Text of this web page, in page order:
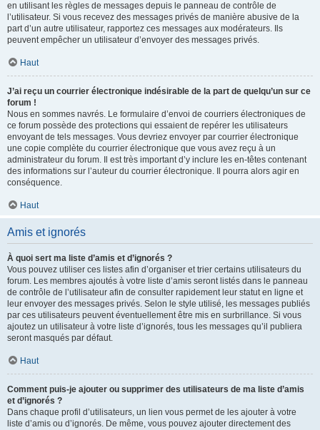
en utilisant les règles de messages depuis le panneau de contrôle de
l’utilisateur. Si vous recevez des messages privés de manière abusive de la
part d’un autre utilisateur, rapportez ces messages aux modérateurs. Ils
peuvent empêcher un utilisateur d’envoyer des messages privés.
Haut
J’ai reçu un courrier électronique indésirable de la part de quelqu’un sur ce
forum !
Nous en sommes navrés. Le formulaire d’envoi de courriers électroniques de
ce forum possède des protections qui essaient de repérer les utilisateurs
envoyant de tels messages. Vous devriez envoyer par courrier électronique
une copie complète du courrier électronique que vous avez reçu à un
administrateur du forum. Il est très important d’y inclure les en-têtes contenant
des informations sur l’auteur du courrier électronique. Il pourra alors agir en
conséquence.
Haut
Amis et ignorés
À quoi sert ma liste d’amis et d’ignorés ?
Vous pouvez utiliser ces listes afin d’organiser et trier certains utilisateurs du
forum. Les membres ajoutés à votre liste d’amis seront listés dans le panneau
de contrôle de l’utilisateur afin de consulter rapidement leur statut en ligne et
leur envoyer des messages privés. Selon le style utilisé, les messages publiés
par ces utilisateurs peuvent éventuellement être mis en surbrillance. Si vous
ajoutez un utilisateur à votre liste d’ignorés, tous les messages qu’il publiera
seront masqués par défaut.
Haut
Comment puis-je ajouter ou supprimer des utilisateurs de ma liste d’amis
et d’ignorés ?
Dans chaque profil d’utilisateurs, un lien vous permet de les ajouter à votre
liste d’amis ou d’ignorés. De même, vous pouvez ajouter directement des